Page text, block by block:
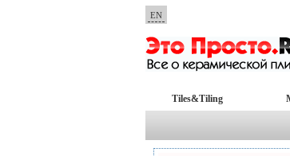
EN
Tiles&Tiling